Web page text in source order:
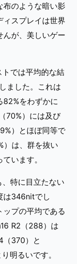
布のような暗い影
ィスプレイは世界
んが、美しいゲー
では平均的な結
ました。これは
82%をわずかに
70%）には及び
）とほぼ同等で
は、群を抜い
います。
特に目立たない
は346nitでし
プの平均である
R2（288）は
（370）と
明るいです。